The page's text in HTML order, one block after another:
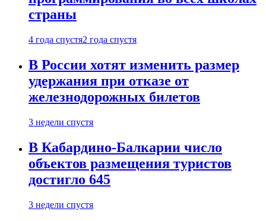
страны
4 года спустя2 года спустя
В России хотят изменить размер
удержания при отказе от
железнодорожных билетов
3 недели спустя
В Кабардино-Балкарии число
объектов размещения туристов
достигло 645
3 недели спустя